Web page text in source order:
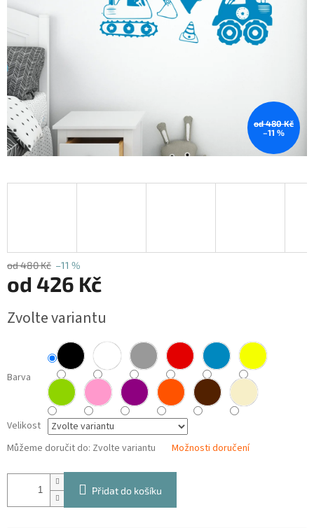
od 480 Kč
–11 %
od 480 Kč –11 %
od 426 Kč
cena:
Zvolte variantu
Barva
Velikost
Můžeme doručit do: Zvolte variantu Možnosti doručení
Přidat do košíku